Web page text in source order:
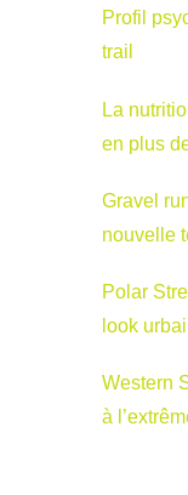
Profil
trail
La
en plus
Gravel
nouvelle
Polar
look
Western
à